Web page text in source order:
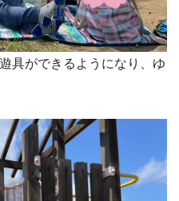
具ができるようになり、ゆ